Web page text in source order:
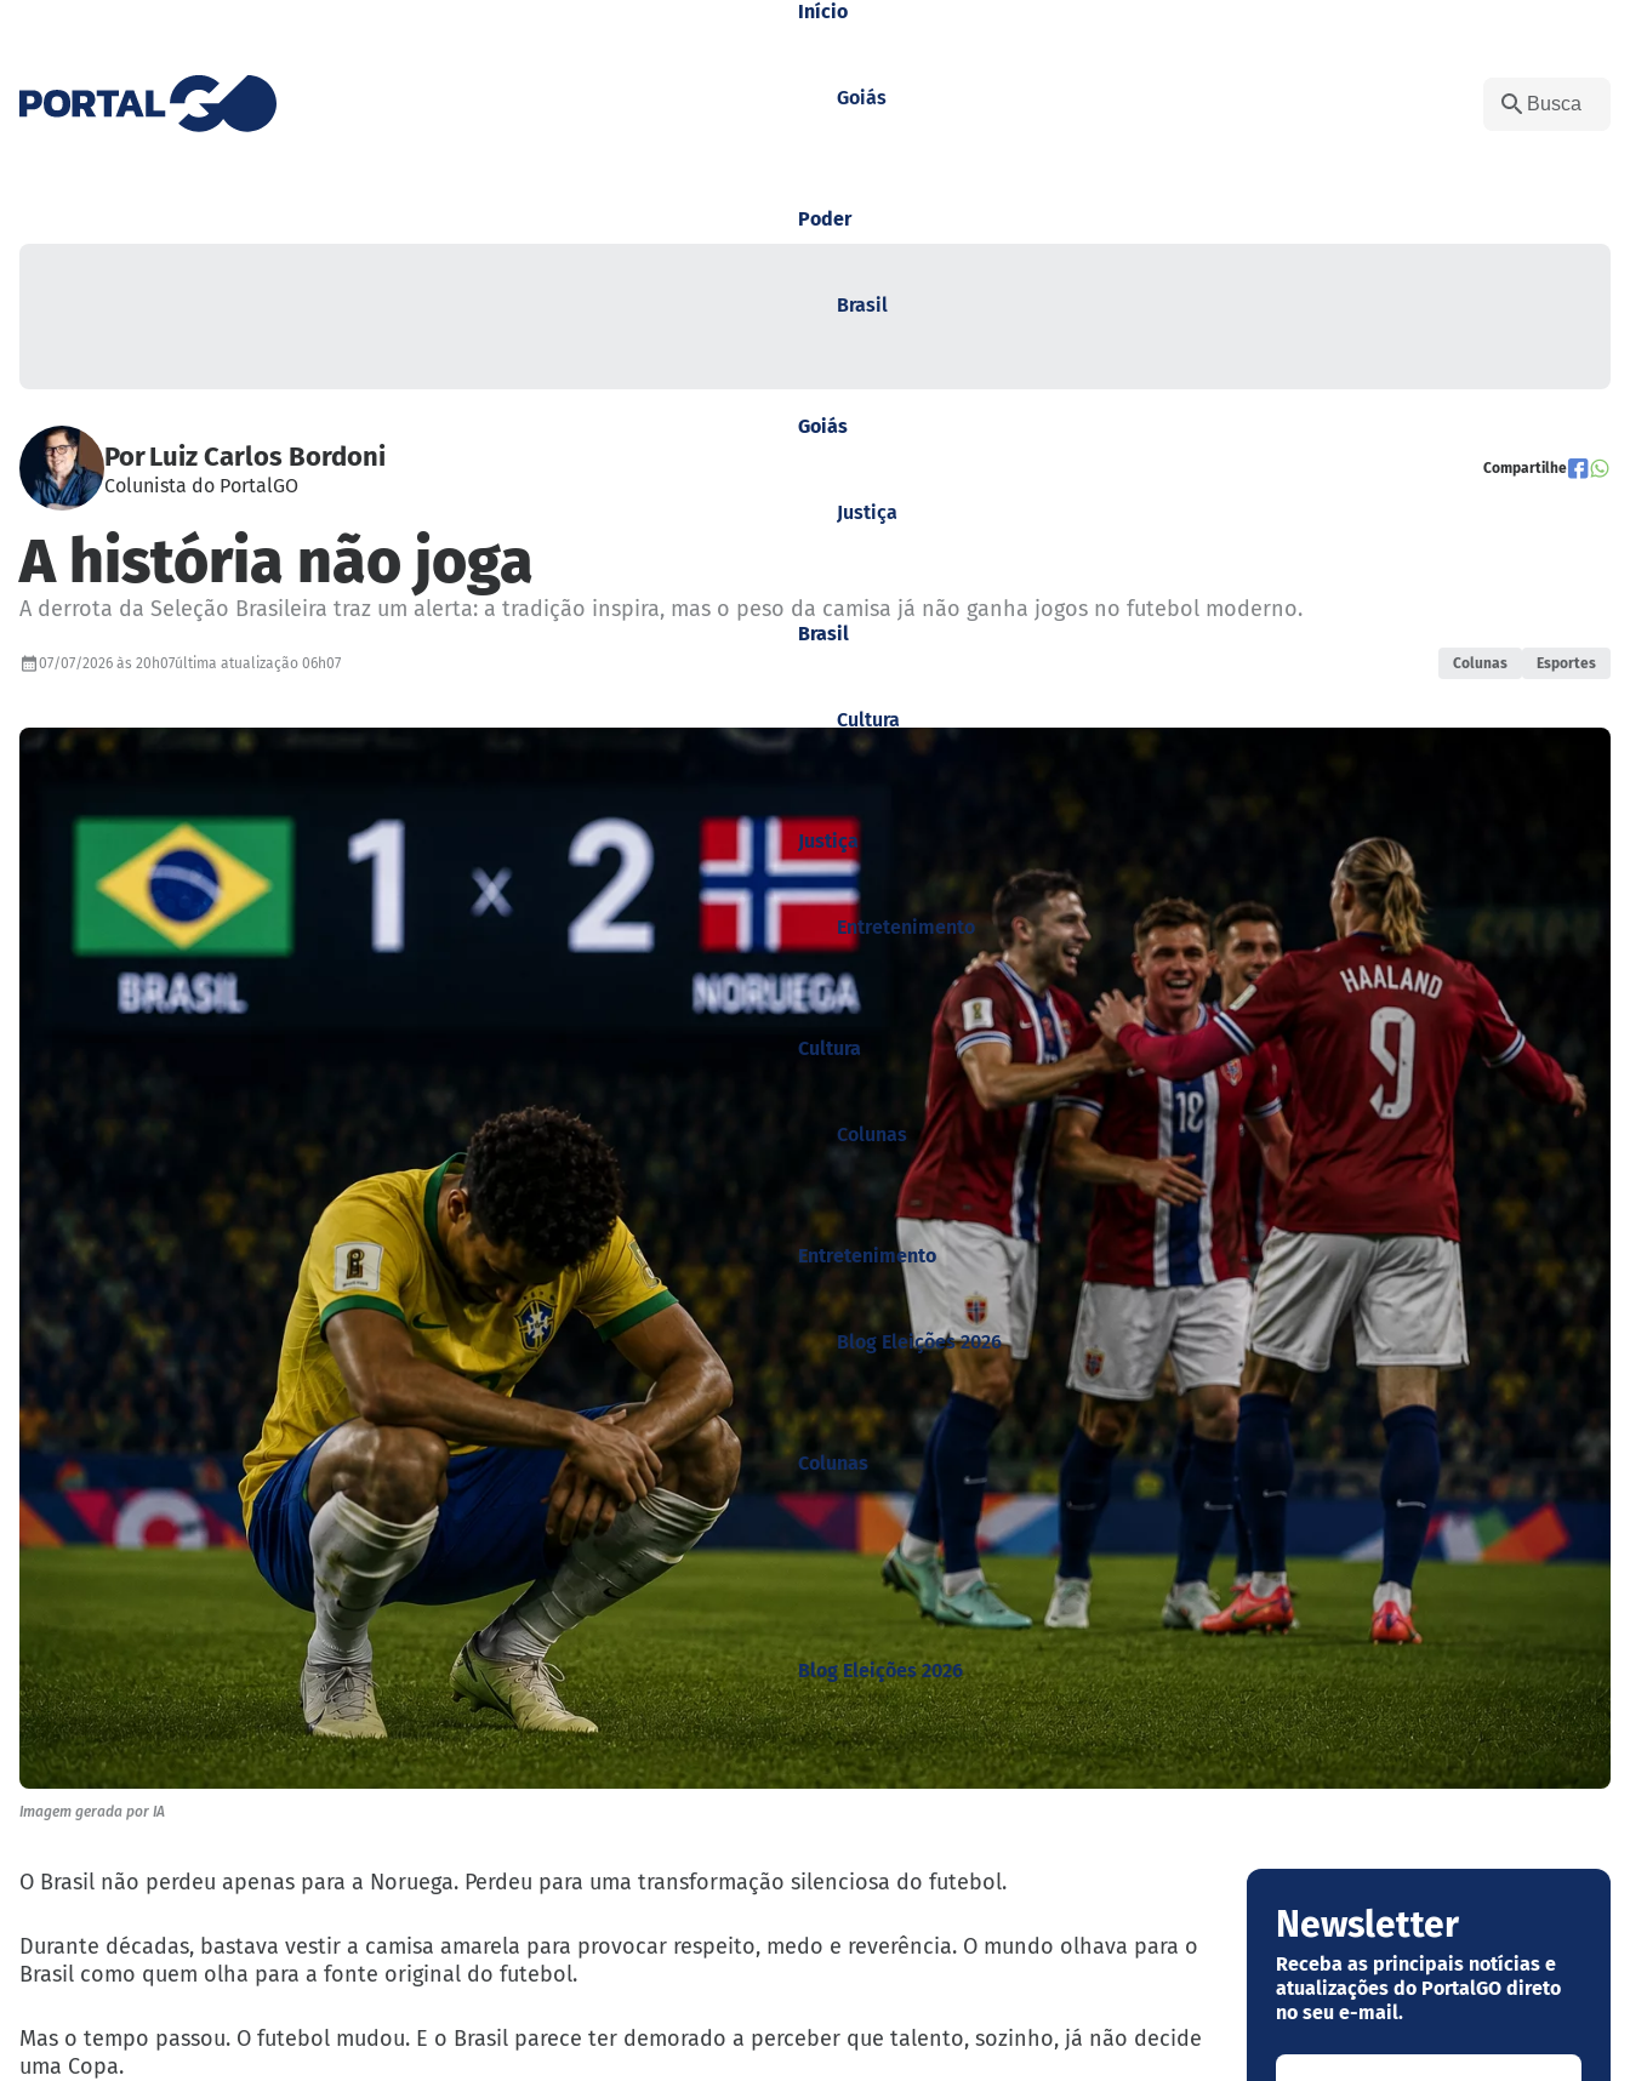
Goiás
Brasil
Justiça
Cultura
Entretenimento
Colunas
Blog Eleições 2026
Início
Poder
Goiás
Brasil
Justiça
Cultura
Entretenimento
Colunas
Blog Eleições 2026
PorLuiz Carlos Bordoni
Colunista do PortalGO
Compartilhe
A história não joga
A derrota da Seleção Brasileira traz um alerta: a tradição inspira, mas o peso da camisa já não ganha jogos no futebol moderno.
07/07/2026 às 20h07última atualização 06h07 Colunas Esportes
Imagem gerada por IA
O Brasil não perdeu apenas para a Noruega. Perdeu para uma transformação silenciosa do futebol.
Durante décadas, bastava vestir a camisa amarela para provocar respeito, medo e reverência. O mundo olhava para o
Brasil como quem olha para a fonte original do futebol.
Mas o tempo passou. O futebol mudou. E o Brasil parece ter demorado a perceber que talento, sozinho, já não decide
uma Copa.
Newsletter
Receba as principais notícias e
atualizações do PortalGO direto
no seu e-mail.
Seu nome